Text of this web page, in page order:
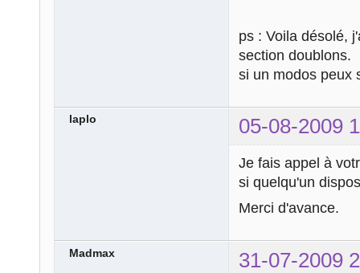
ps : Voila désolé,
section doublons.
si un modos peux
laplo 05-08-2009
Je fais appel à
si quelqu'un
Merci d'avance.
Madmax 31-07-2009